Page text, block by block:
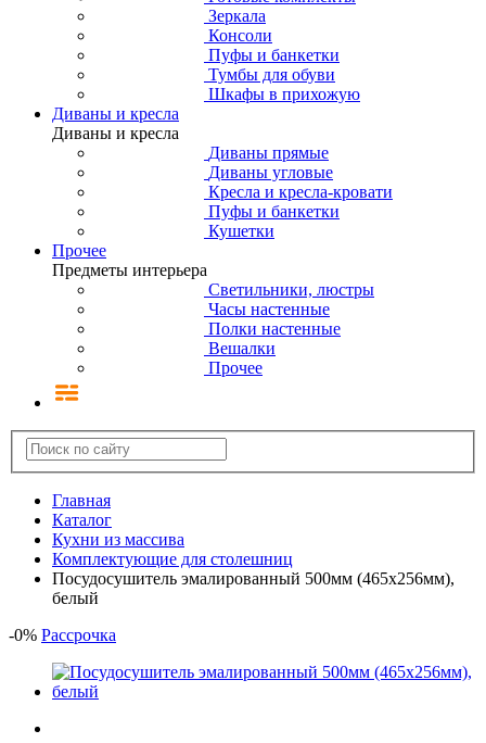
Зеркала
Консоли
Пуфы и банкетки
Тумбы для обуви
Шкафы в прихожую
Диваны и кресла
Диваны и кресла
Диваны прямые
Диваны угловые
Кресла и кресла-кровати
Пуфы и банкетки
Кушетки
Прочее
Предметы интерьера
Светильники, люстры
Часы настенные
Полки настенные
Вешалки
Прочее
Главная
Каталог
Кухни из массива
Комплектующие для столешниц
Посудосушитель эмалированный 500мм (465х256мм),
белый
-0% Рассрочка